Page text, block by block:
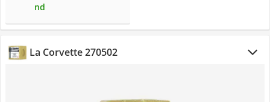
nd
La Corvette 270502